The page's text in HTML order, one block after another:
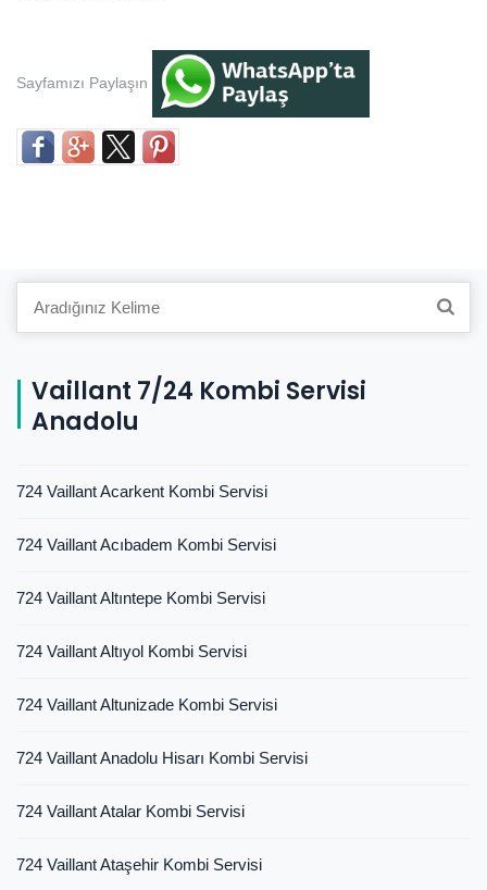
Sayfamızı Paylaşın
Vaillant 7/24 Kombi Servisi
Anadolu
724 Vaillant Acarkent Kombi Servisi
724 Vaillant Acıbadem Kombi Servisi
724 Vaillant Altıntepe Kombi Servisi
724 Vaillant Altıyol Kombi Servisi
724 Vaillant Altunizade Kombi Servisi
724 Vaillant Anadolu Hisarı Kombi Servisi
724 Vaillant Atalar Kombi Servisi
724 Vaillant Ataşehir Kombi Servisi